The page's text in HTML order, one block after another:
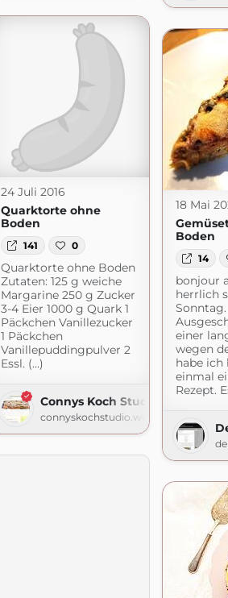
24 Juli 2016
Quarktorte ohne
Boden
141 0
Quarktorte ohne Boden
Zutaten: 125 g weiche
Margarine 250 g Zucker
3-4 Eier 1000 g Quark 1
Päckchen Vanillezucker
1 Päckchen
Vanillepuddingpulver 2
Essl. (...)
Connys Koch Studio
connyskochstudio.wordpress.com
18 Mai
Boden
14
bonjour
herrlich
Sonntag.
einer
wegen
habe ich
einmal
Rezept.